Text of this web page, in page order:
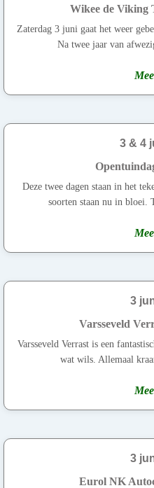
Wikee de Viking
Zaterdag 3 juni gaat het weer
Na twee jaar van
3 & 4
Deze twee dagen staan in het
soorten staan nu in bloei.
3
Varsseveld
Varsseveld Verrast is een
wat wils. Allemaal
3
Eurol NK